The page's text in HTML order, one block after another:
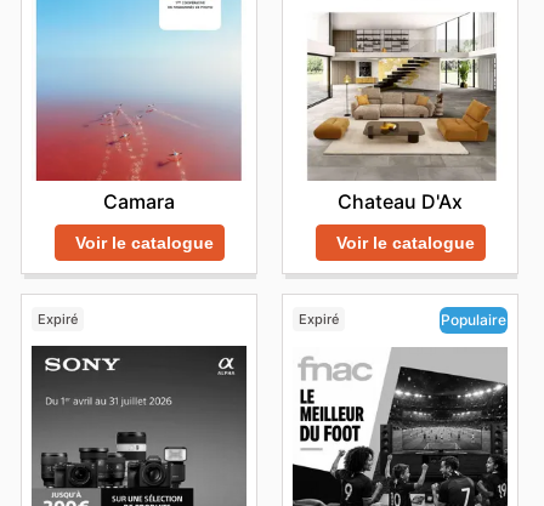
Camara
Voir le catalogue
Chateau D'Ax
Voir le catalogue
Expiré Expiré Populaire